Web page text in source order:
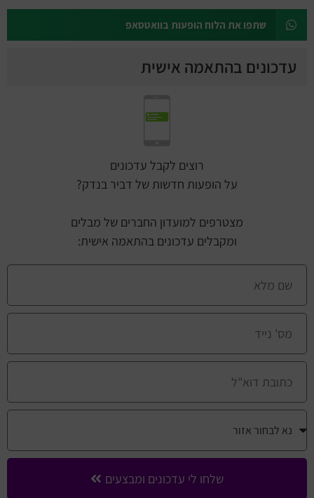
שתפו את הלוח הופעות בוואטסאפ
עדכונים בהתאמה אישית
רוצים לקבל עדכונים
על הופעות חדשות של דביר בנדק?
מצטרפים למועדון החברים של מבלים
ומקבלים עדכונים בהתאמה אישית:
שלחו לי עדכונים ומבצעים